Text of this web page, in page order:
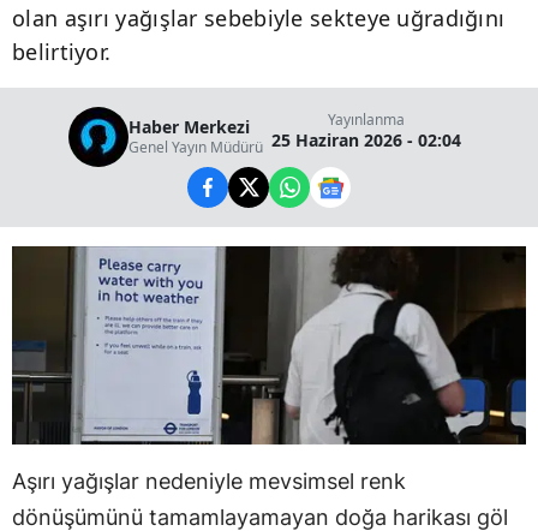
olan aşırı yağışlar sebebiyle sekteye uğradığını
belirtiyor.
Haber Merkezi
Genel Yayın Müdürü
Yayınlanma
25 Haziran 2026 - 02:04
Aşırı yağışlar nedeniyle mevsimsel renk
dönüşümünü tamamlayamayan doğa harikası göl